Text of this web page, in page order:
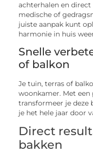
achterhalen en direct
medische of
juiste aanpak kunt
harmonie in huis
Snelle
of balkon
Je tuin, terras of
woonkamer. Met
transformeer je deze
je het hele jaar door
Direct
bakken